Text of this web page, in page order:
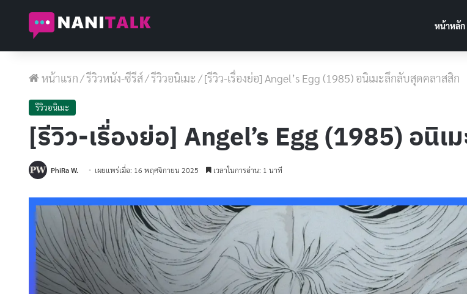
หน้าหลัก
หน้าแรก/รีวิวหนัง-ซีรีส์/รีวิวอนิเมะ /[รีวิว-เรื่องย่อ] Angel’s Egg (1985) อนิเมะลึกลับสุดคลาสสิก
รีวิวอนิเมะ
[รีวิว-เรื่องย่อ] Angel’s Egg (1985) อนิ
PhiRa W. เผยแพร่เมื่อ: 16 พฤศจิกายน 2025 เวลาในการอ่าน: 1 นาที